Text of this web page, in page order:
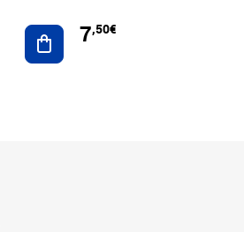
Ajouter au panier
7,50€